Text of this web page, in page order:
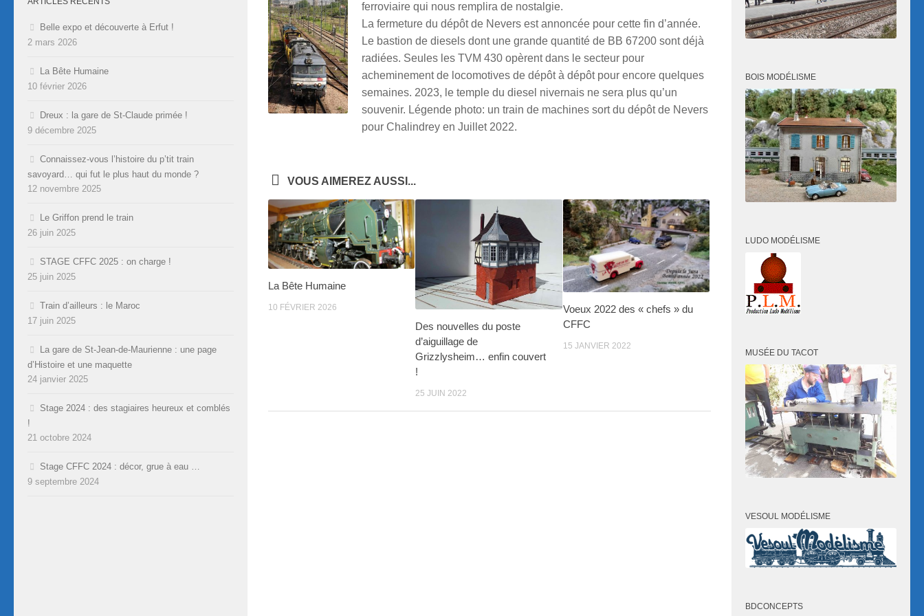
ferroviaire qui nous remplira de nostalgie.
La fermeture du dépôt de Nevers est annoncée pour cette fin d’année.
Le bastion de diesels dont une grande quantité de BB 67200 sont déjà
radiées. Seules les TVM 430 opèrent dans le secteur pour
acheminement de locomotives de dépôt à dépôt pour encore quelques
semaines. 2023, le temple du diesel nivernais ne sera plus qu’un
souvenir. Légende photo: un train de machines sort du dépôt de Nevers
pour Chalindrey en Juillet 2022.
VOUS AIMEREZ AUSSI...
La Bête Humaine
10 FÉVRIER 2026
Des nouvelles du poste
d’aiguillage de
Grizzlysheim… enfin couvert
!
25 JUIN 2022
Voeux 2022 des « chefs » du
CFFC
15 JANVIER 2022
Belle expo et découverte à Erfut !
2 mars 2026
La Bête Humaine
10 février 2026
Dreux : la gare de St-Claude primée !
9 décembre 2025
Connaissez-vous l’histoire du p’tit train
savoyard… qui fut le plus haut du monde ?
12 novembre 2025
Le Griffon prend le train
26 juin 2025
STAGE CFFC 2025 : on charge !
25 juin 2025
Train d’ailleurs : le Maroc
17 juin 2025
La gare de St-Jean-de-Maurienne : une page
d’Histoire et une maquette
24 janvier 2025
Stage 2024 : des stagiaires heureux et comblés
!
21 octobre 2024
Stage CFFC 2024 : décor, grue à eau …
9 septembre 2024
BOIS MODÉLISME
LUDO MODÉLISME
MUSÉE DU TACOT
VESOUL MODÉLISME
BDCONCEPTS